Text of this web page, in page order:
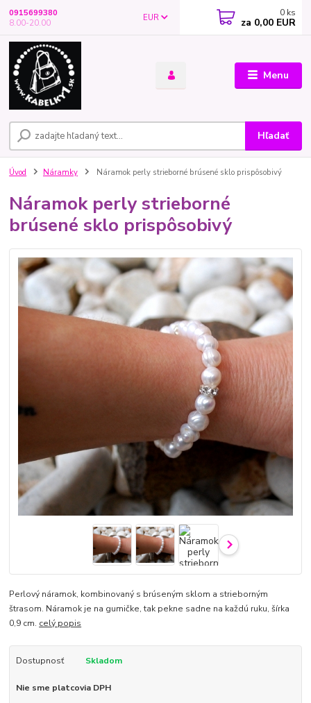
Menu
EUR
Hľadať
0915699380
8.00-20.00
0 ks
za 0,00 EUR
Úvod Náramky Náramok perly strieborné brúsené sklo prispôsobivý
Náramok perly strieborné
brúsené sklo prispôsobivý
Perlový náramok, kombinovaný s brúseným sklom a strieborným
štrasom. Náramok je na gumičke, tak pekne sadne na každú ruku, šírka
0,9 cm. celý popis
Dostupnosť Skladom
Nie sme platcovia DPH